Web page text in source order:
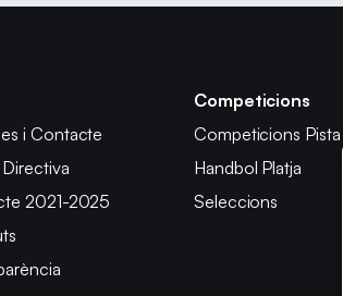
i Contacte
2021-2025
Competicions
Competicions Pista
Handbol Platja
Seleccions